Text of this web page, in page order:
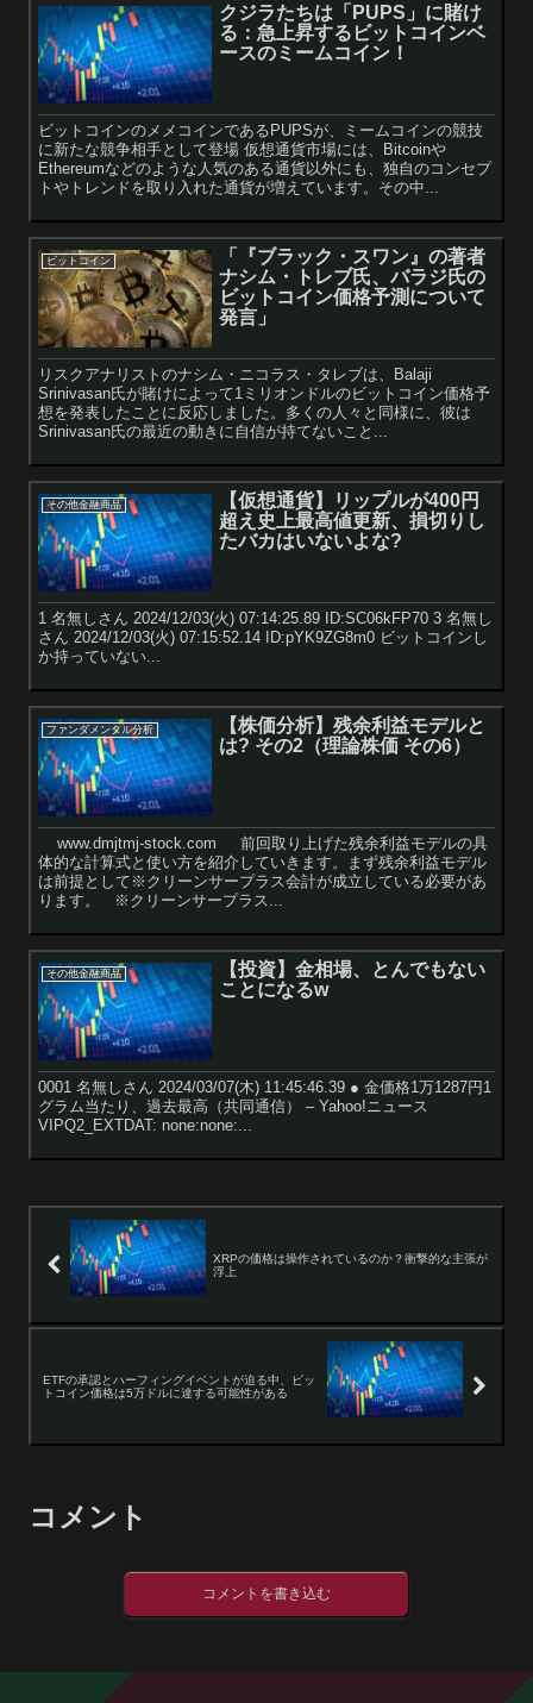
クジラたちは「PUPS」に賭け
る：急上昇するビットコインベ
ースのミームコイン！
ビットコインのメメコインであるPUPSが、ミームコインの競技
に新たな競争相手として登場 仮想通貨市場には、Bitcoinや
Ethereumなどのような人気のある通貨以外にも、独自のコンセプ
トやトレンドを取り入れた通貨が増えています。その中...
ビットコイン
「『ブラック・スワン』の著者
ナシム・トレブ氏、バラジ氏の
ビットコイン価格予測について
発言」
リスクアナリストのナシム・ニコラス・タレブは、Balaji
Srinivasan氏が賭けによって1ミリオンドルのビットコイン価格予
想を発表したことに反応しました。多くの人々と同様に、彼は
Srinivasan氏の最近の動きに自信が持てないこと...
その他金融商品
【仮想通貨】リップルが400円
超え史上最高値更新、損切りし
たバカはいないよな?
1 名無しさん 2024/12/03(火) 07:14:25.89 ID:SC06kFP70 3 名無し
さん 2024/12/03(火) 07:15:52.14 ID:pYK9ZG8m0 ビットコインし
か持っていない...
ファンダメンタル分析
【株価分析】残余利益モデルと
は? その2（理論株価 その6）
www.dmjtmj-stock.com 前回取り上げた残余利益モデルの具
体的な計算式と使い方を紹介していきます。まず残余利益モデル
は前提として※クリーンサープラス会計が成立している必要があ
ります。 ※クリーンサープラス...
その他金融商品
【投資】金相場、とんでもない
ことになるw
0001 名無しさん 2024/03/07(木) 11:45:46.39 ● 金価格1万1287円1
グラム当たり、過去最高（共同通信） – Yahoo!ニュース
VIPQ2_EXTDAT: none:none:...
XRPの価格は操作されているのか？衝撃的な主張が
浮上
ETFの承認とハーフィングイベントが迫る中、ビッ
トコイン価格は5万ドルに達する可能性がある
コメント
コメントを書き込む